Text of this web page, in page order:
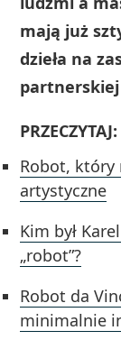
mają już
dzieła na
PRZECZYTAJ:
Robot, który
artystyczne
Kim był
„robot”?
Robot da
minimalnie